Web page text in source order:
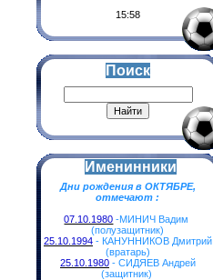
15:58
Поиск
Именинники
Дни рождения в ОКТЯБРЕ,
отмечают :
07.10.1980 -МИНИЧ Вадим
(полузащитник)
25.10.1994 - КАНУННИКОВ Дмитрий
(вратарь)
25.10.1980 - СИДЯЕВ Андрей
(защитник)